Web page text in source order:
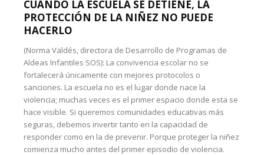
CUANDO LA ESCUELA SE DETIENE, LA
PROTECCIÓN DE LA NIÑEZ NO PUEDE
HACERLO
(Norma Valdés, directora de Desarrollo de Programas de
Aldeas Infantiles SOS): La convivencia escolar no se
fortalecerá únicamente con mejores protocolos o
sanciones. La escuela no es el lugar donde nace la
violencia; muchas veces es el primer espacio donde esta se
hace visible. Si queremos comunidades educativas más
seguras, debemos invertir tanto en la capacidad de
responder como en la de prevenir. Porque proteger la niñez
comienza mucho antes del primer episodio de violencia.